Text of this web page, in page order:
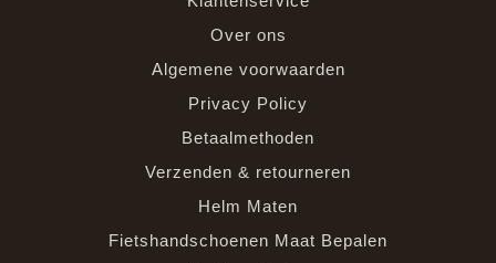
Over ons
Algemene voorwaarden
Privacy Policy
Betaalmethoden
Verzenden & retourneren
Helm Maten
Fietshandschoenen Maat Bepalen